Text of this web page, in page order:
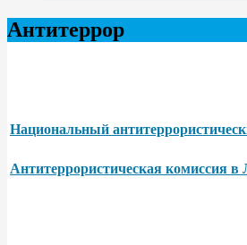
Антитеррор
Национальный
Антитеррористическая комиссия в